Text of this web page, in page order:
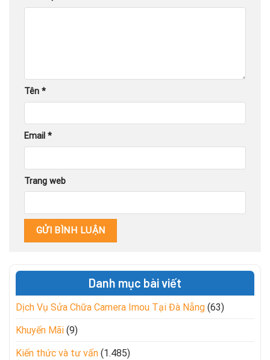
Tên *
Email *
Trang web
Danh mục bài viết
Dịch Vụ Sửa Chữa Camera Imou Tại Đà Nẵng (63)
Khuyến Mãi (9)
Kiến thức và tư vấn (1.485)